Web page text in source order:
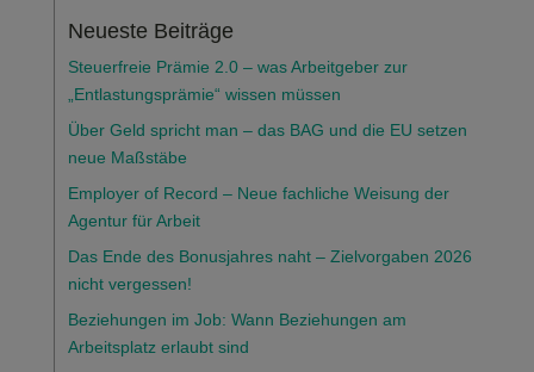
Neueste Beiträge
Steuerfreie Prämie 2.0 – was Arbeitgeber zur
„Entlastungsprämie“ wissen müssen
Über Geld spricht man – das BAG und die EU setzen
neue Maßstäbe
Employer of Record – Neue fachliche Weisung der
Agentur für Arbeit
Das Ende des Bonusjahres naht – Zielvorgaben 2026
nicht vergessen!
Beziehungen im Job: Wann Beziehungen am
Arbeitsplatz erlaubt sind